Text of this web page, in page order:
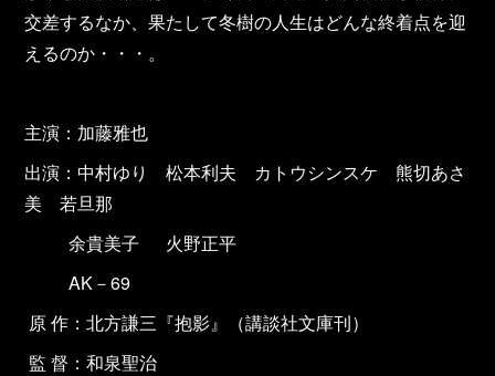
交差するなか、果たして冬樹の人生はどんな終着点を迎
えるのか・・・。
主演：加藤雅也
出演：中村ゆり 松本利夫 カトウシンスケ 熊切あさ
美 若旦那
余貴美子 火野正平
AK－69
原 作：北方謙三『抱影』（講談社文庫刊）
監 督：和泉聖治